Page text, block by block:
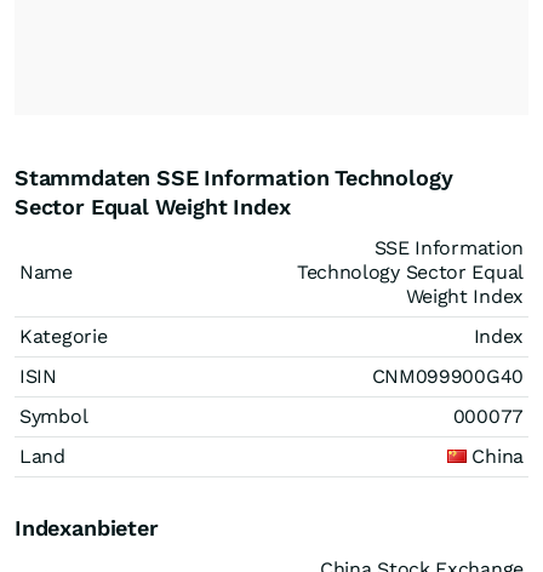
Stammdaten SSE Information Technology
Sector Equal Weight Index
Name
SSE Information
Technology Sector Equal
Weight Index
Kategorie
Index
ISIN
CNM099900G40
Symbol
000077
Land
China
Indexanbieter